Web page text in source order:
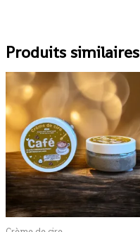
Produits similaires